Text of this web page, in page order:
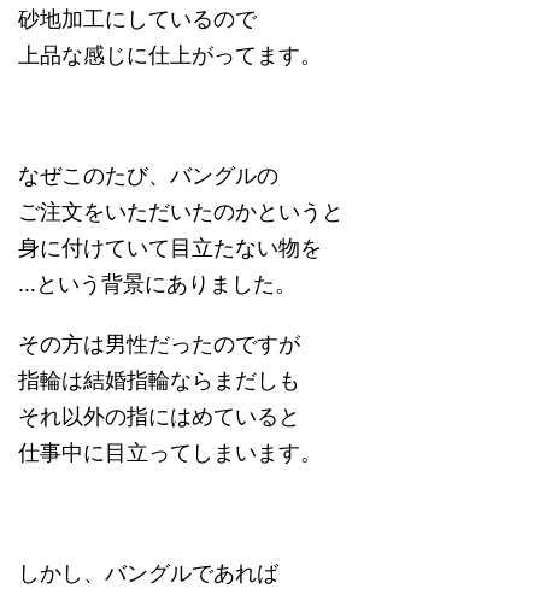
砂地加工にしているので
上品な感じに仕上がってます。
なぜこのたび、バングルの
ご注文をいただいたのかというと
身に付けていて目立たない物を
…という背景にありました。
その方は男性だったのですが
指輪は結婚指輪ならまだしも
それ以外の指にはめていると
仕事中に目立ってしまいます。
しかし、バングルであれば